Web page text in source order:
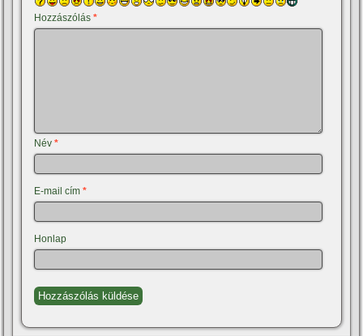
Hozzászólás*
Név*
E-mail cím*
Honlap